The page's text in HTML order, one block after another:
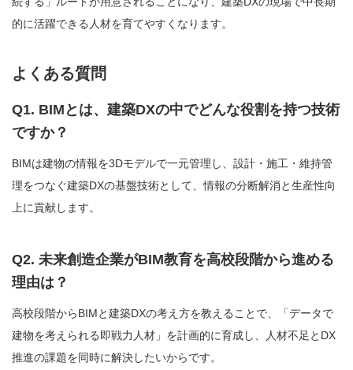
的に活躍できる人材を育てやすくなります。
よくある質問
Q1. BIMとは、建築DXの中でどんな役割を持つ技術
ですか？
BIMは建物の情報を3Dモデルで一元管理し、設計・施工・維持管
理をつなぐ建築DXの基盤技術として、情報の分断解消と生産性向
上に貢献します。
Q2. 未来創造企業がBIM教育を高校段階から進める
理由は？
高校段階からBIMと建築DXの考え方を教えることで、「データで
建物を考えられる即戦力人材」を計画的に育成し、人材不足とDX
推進の課題を同時に解決したいからです。